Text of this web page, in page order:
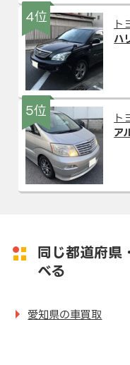
4位
ト
ハ
5位
ト
ア
同じ都道府県
べる
愛知県の車買取